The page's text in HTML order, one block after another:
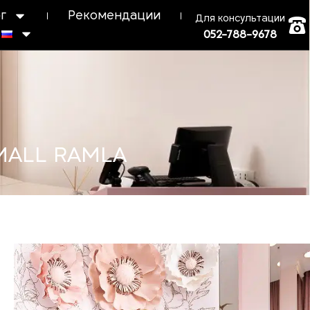
Для консультации
052-788-9678
Рекомендации
RAMLA